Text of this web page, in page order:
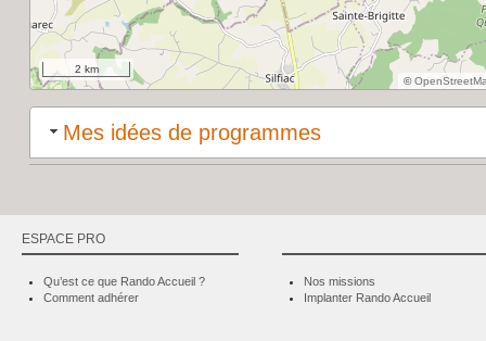
©
2 km
Mes idées de programmes
ESPACE PRO
Qu’est ce que Rando Accueil ?
Comment adhérer
Nos missions
Implanter Rando Accueil